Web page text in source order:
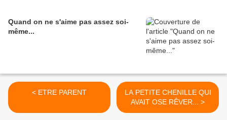
Quand on ne s'aime pas assez soi-
même...
< ETRE PARENT
LA PETITE CHENILLE QUI
AVAIT OSE RÊVER... >